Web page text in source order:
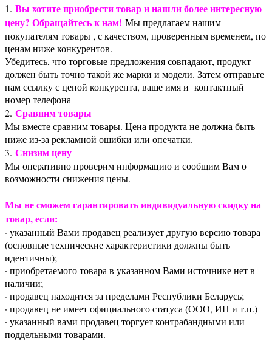
1. Вы хотите приобрести товар и нашли более интересную
цену? Обращайтесь к нам! Мы предлагаем нашим
покупателям товары , с качеством, проверенным временем, по
ценам ниже конкурентов.
Убедитесь, что торговые предложения совпадают, продукт
должен быть точно такой же марки и модели. Затем отправьте
нам ссылку с ценой конкурента, ваше имя и контактный
номер телефона
2. Сравним товары
Мы вместе сравним товары. Цена продукта не должна быть
ниже из-за рекламной ошибки или опечатки.
3. Снизим цену
Мы оперативно проверим информацию и сообщим Вам о
возможности снижения цены.
Мы не сможем гарантировать индивидуальную скидку на
товар, если:
· указанный Вами продавец реализует другую версию товара
(основные технические характеристики должны быть
идентичны);
· приобретаемого товара в указанном Вами источнике нет в
наличии;
· продавец находится за пределами Республики Беларусь;
· продавец не имеет официального статуса (ООО, ИП и т.п.)
· указанный вами продавец торгует контрабандными или
поддельными товарами.